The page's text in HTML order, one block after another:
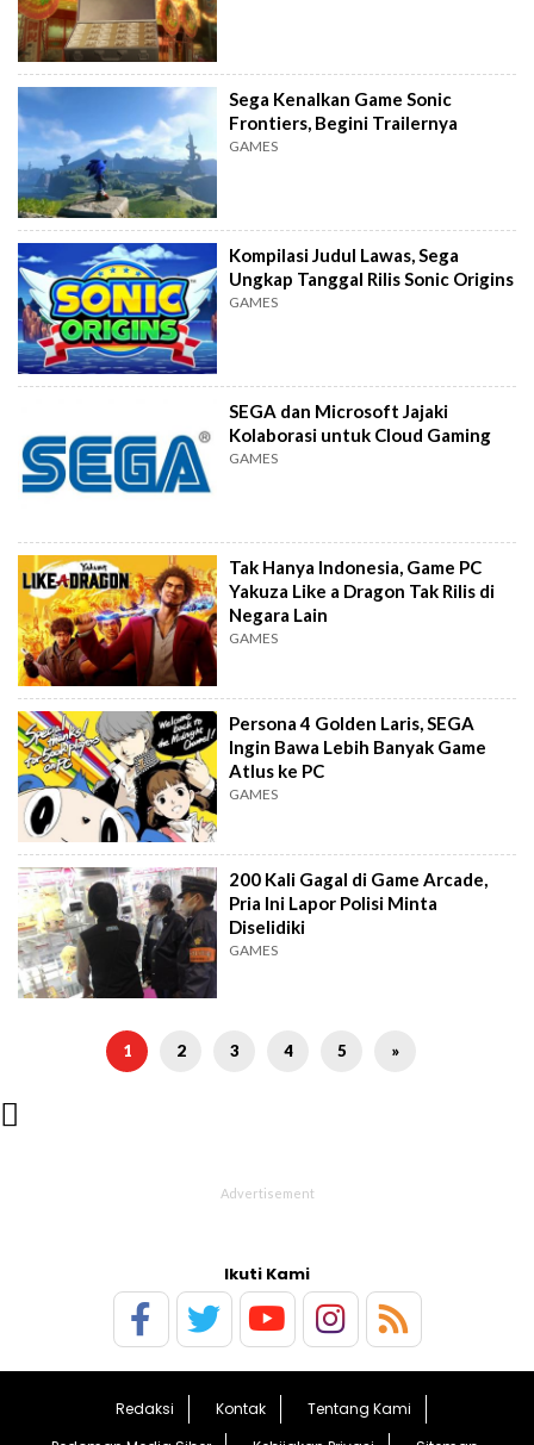
Sega Kenalkan Game Sonic
Frontiers, Begini Trailernya
GAMES
Kompilasi Judul Lawas, Sega
Ungkap Tanggal Rilis Sonic Origins
GAMES
SEGA dan Microsoft Jajaki
Kolaborasi untuk Cloud Gaming
GAMES
Tak Hanya Indonesia, Game PC
Yakuza Like a Dragon Tak Rilis di
Negara Lain
GAMES
Persona 4 Golden Laris, SEGA
Ingin Bawa Lebih Banyak Game
Atlus ke PC
GAMES
200 Kali Gagal di Game Arcade,
Pria Ini Lapor Polisi Minta
Diselidiki
GAMES
1 2 3 4 5 »

Ikuti Kami
Redaksi Kontak
Tentang Kami